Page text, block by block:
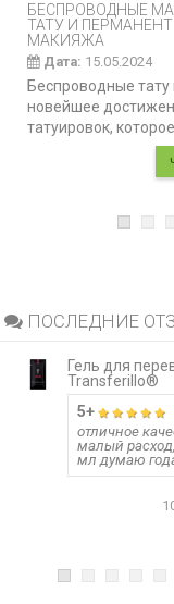
БЕСПРОВОДНЫЕ
ТАТУ И
МАКИЯЖА
Дата: 15.05.2024
Беспроводные
новейшее
татуировок, которое
ПОСЛЕДНИЕ
Гель для
Transferillo®
5+
отличное
малый
мл думаю